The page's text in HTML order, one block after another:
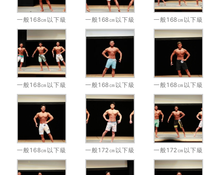
一般168㎝以下級 一般168㎝以下級 一般168㎝以下級
一般168㎝以下級 一般168㎝以下級 一般168㎝以下級
一般168㎝以下級 一般172㎝以下級 一般172㎝以下級